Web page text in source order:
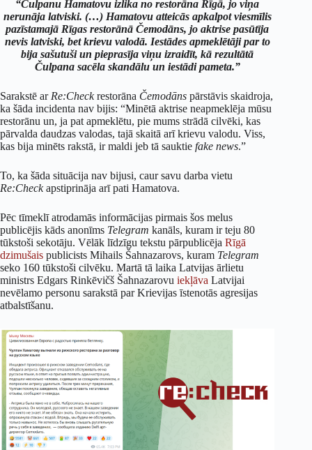
“Čulpanu Hamatovu izlika no restorāna Rīgā, jo viņa
nerunāja latviski. (…) Hamatovu atteicās apkalpot viesmīlis
pazīstamajā Rīgas restorānā Čemodāns, jo aktrise pasūtīja
nevis latviski, bet krievu valodā. Iestādes apmeklētāji par to
bija sašutuši un pieprasīja viņu izraidīt, kā rezultātā
Čulpana sacēla skandālu un iestādi pameta.”
Sarakstē ar Re:Checkrestorāna Čemodāns pārstāvis skaidroja,
ka šāda incidenta nav bijis: “Minētā aktrise neapmeklēja mūsu
restorānu un, ja pat apmeklētu, pie mums strādā cilvēki, kas
pārvalda daudzas valodas, tajā skaitā arī krievu valodu. Viss,
kas bija minēts rakstā, ir maldi jeb tā sauktie fake news.”
To, ka šāda situācija nav bijusi, caur savu darba vietu
Re:Checkapstiprināja arī pati Hamatova.
Pēc tīmeklī atrodamās informācijas pirmais šos melus
publicējis kāds anonīms Telegram kanāls, kuram ir teju 80
tūkstoši sekotāju. Vēlāk līdzīgu tekstu pārpublicēja Rīgā
dzimušais publicists Mihails Šahnazarovs, kuram Telegram
seko 160 tūkstoši cilvēku. Martā tā laika Latvijas ārlietu
ministrs Edgars Rinkēvičš Šahnazarovu iekļāva Latvijai
nevēlamo personu sarakstā par Krievijas īstenotās agresijas
atbalstīšanu.